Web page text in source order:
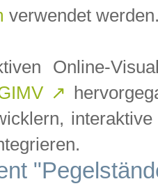
verwendet
Online-
↗